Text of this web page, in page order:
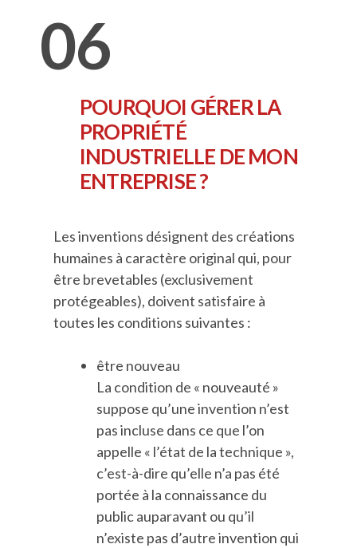
06
POURQUOI GÉRER LA
PROPRIÉTÉ
INDUSTRIELLE DE MON
ENTREPRISE ?
Les inventions désignent des créations
humaines à caractère original qui, pour
être brevetables (exclusivement
protégeables), doivent satisfaire à
toutes les conditions suivantes :
être nouveau
La condition de « nouveauté »
suppose qu’une invention n’est
pas incluse dans ce que l’on
appelle « l’état de la technique »,
c’est-à-dire qu’elle n’a pas été
portée à la connaissance du
public auparavant ou qu’il
n’existe pas d’autre invention qui